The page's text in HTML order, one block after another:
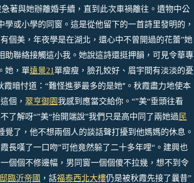
著與她辦離婚手續，直到此次車禍離往。 遺物中公
或小學的同窗。這是從他留下的一首詩里發明的，
個美，年夜學是在湖北，還心中不曾開過的花蕾”她
聯絡接觸這小我。她說這詩還挺押韻，可見令華專
她，單遠景21 單瘦瘦，臉孔姣好、眉宇間有淡淡的憂
霞暗忖道：“難怪進夢最多的是她” 。秋霞盡力地使本
個， 翠亨御園我感到應當交給你。“”美“垂頭往看
了解呀“”美“抬開端說”我們只是高中同了兩她過 民
了，他不想兩個人的談話聲打擾到他媽媽的休息。
長嘆了一口吻”可他竟然躲了二十多年哩“。 建興也
個個不修邊幅，男同窗一個個傻不拉幾，想不到令
臨沂帝國 ，話福泰西北大樓仍是被秋霞先接了曩昔”